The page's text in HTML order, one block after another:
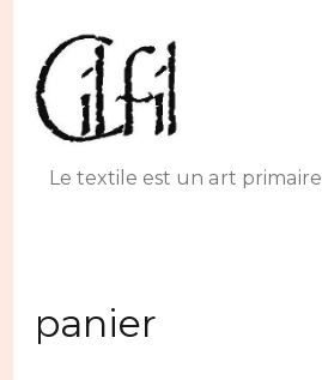
Le textile est un art primaire
panier